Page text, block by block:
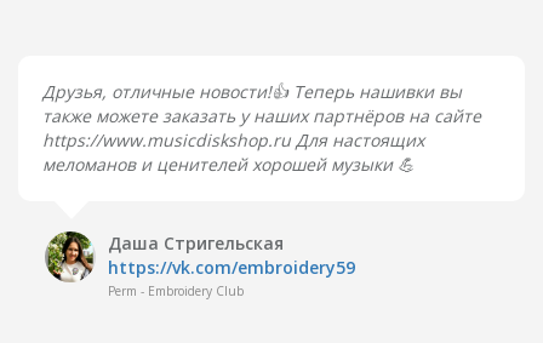
Друзья, отличные новости!👍 Теперь нашивки вы
также можете заказать у наших партнёров на сайте
https://www.musicdiskshop.ru Для настоящих
меломанов и ценителей хорошей музыки 💪
Даша Стригельская
https://vk.com/embroidery59
Perm - Embroidery Club